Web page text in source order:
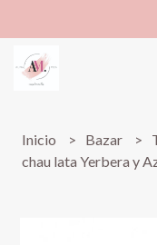
Inicio Bazar
chau lata Yerbera y